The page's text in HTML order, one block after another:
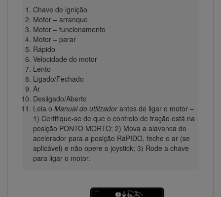
Chave de ignição
Motor – arranque
Motor – funcionamento
Motor – parar
Rápido
Velocidade do motor
Lento
Ligado/Fechado
Ar
Desligado/Aberto
Leia o Manual do utilizadorantes de ligar o motor –
1) Certifique-se de que o controlo de tração está na
posição PONTO MORTO; 2) Mova a alavanca do
acelerador para a posição RáPIDO, feche o ar (se
aplicável) e não opere o joystick; 3) Rode a chave
para ligar o motor.